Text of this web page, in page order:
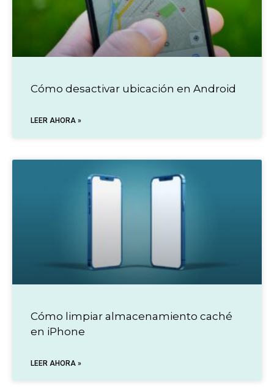
Cómo desactivar ubicación en Android
LEER AHORA »
Cómo limpiar almacenamiento caché
en iPhone
LEER AHORA »